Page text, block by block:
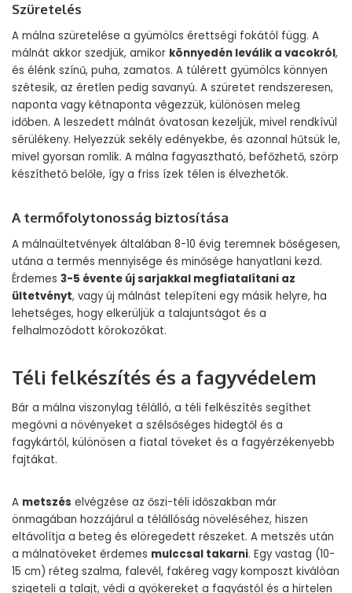
Szüretelés
A málna szüretelése a gyümölcs érettségi fokától függ. A
málnát akkor szedjük, amikor könnyedén leválik a vacokról,
és élénk színű, puha, zamatos. A túlérett gyümölcs könnyen
szétesik, az éretlen pedig savanyú. A szüretet rendszeresen,
naponta vagy kétnaponta végezzük, különösen meleg
időben. A leszedett málnát óvatosan kezeljük, mivel rendkívül
sérülékeny. Helyezzük sekély edényekbe, és azonnal hűtsük le,
mivel gyorsan romlik. A málna fagyasztható, befőzhető, szörp
készíthető belőle, így a friss ízek télen is élvezhetők.
A termőfolytonosság biztosítása
A málnaültetvények általában 8-10 évig teremnek bőségesen,
utána a termés mennyisége és minősége hanyatlani kezd.
Érdemes 3-5 évente új sarjakkal megfiatalítani az
ültetvényt, vagy új málnást telepíteni egy másik helyre, ha
lehetséges, hogy elkerüljük a talajuntságot és a
felhalmozódott kórokozókat.
Téli felkészítés és a fagyvédelem
Bár a málna viszonylag télálló, a téli felkészítés segíthet
megóvni a növényeket a szélsőséges hidegtől és a
fagykártól, különösen a fiatal töveket és a fagyérzékenyebb
fajtákat.
A metszés elvégzése az őszi-téli időszakban már
önmagában hozzájárul a télállóság növeléséhez, hiszen
eltávolítja a beteg és elöregedett részeket. A metszés után
a málnatöveket érdemes mulccsal takarni. Egy vastag (10-
15 cm) réteg szalma, falevél, fakéreg vagy komposzt kiválóan
szigeteli a talajt, védi a gyökereket a fagyástól és a hirtelen